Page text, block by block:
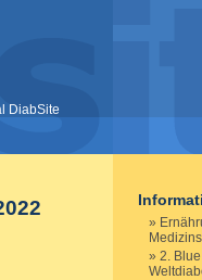
DiabSite
2.